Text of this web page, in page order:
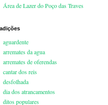
Área de Lazer do Poço das Traves
aguardente
arremates da agua
arremates de oferendas
cantar dos reis
desfolhada
dia dos atrancamentos
ditos populares